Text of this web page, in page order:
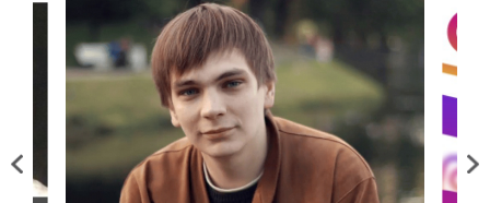
Previous Next